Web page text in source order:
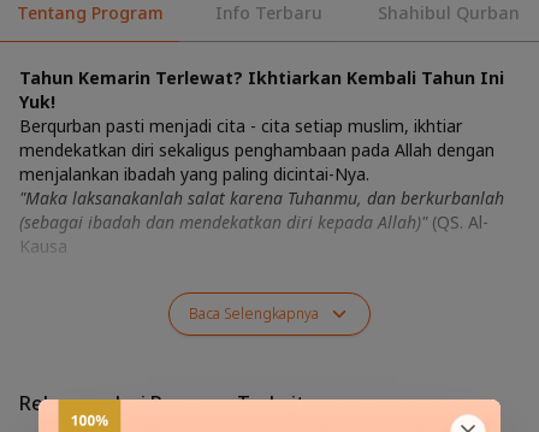
Tentang Program Info Terbaru Shahibul Qurban
Tahun Kemarin Terlewat? Ikhtiarkan Kembali Tahun Ini
Yuk!
Berqurban pasti menjadi cita - cita setiap muslim, ikhtiar
mendekatkan diri sekaligus penghambaan pada Allah dengan
menjalankan ibadah yang paling dicintai-Nya.
"Maka laksanakanlah salat karena Tuhanmu, dan berkurbanlah
(sebagai ibadah dan mendekatkan diri kepada Allah)"(QS. Al-
Kausa
Baca Selengkapnya
Rekomendasi Program Terkait